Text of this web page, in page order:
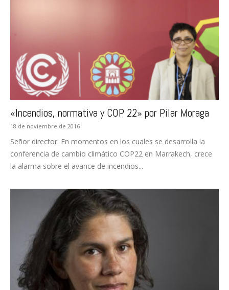
«Incendios, normativa y COP 22» por Pilar Moraga
18 de noviembre de 2016
Señor director: En momentos en los cuales se desarrolla la
conferencia de cambio climático COP22 en Marrakech, crece
la alarma sobre el avance de incendios...